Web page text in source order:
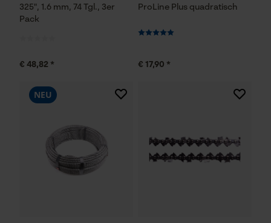
325", 1.6 mm, 74 Tgl., 3er
Pack
€ 48,82 *
ProLine Plus quadratisch
€ 17,90 *
NEU